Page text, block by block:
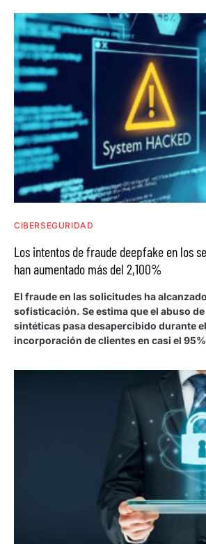
CIBERSEGURIDAD
Los intentos de fraude deepfake en los
han aumentado más del 2,100%
El fraude en las solicitudes ha
sofisticación. Se estima que el abuso
sintéticas pasa desapercibido durante
incorporación de clientes en casi el